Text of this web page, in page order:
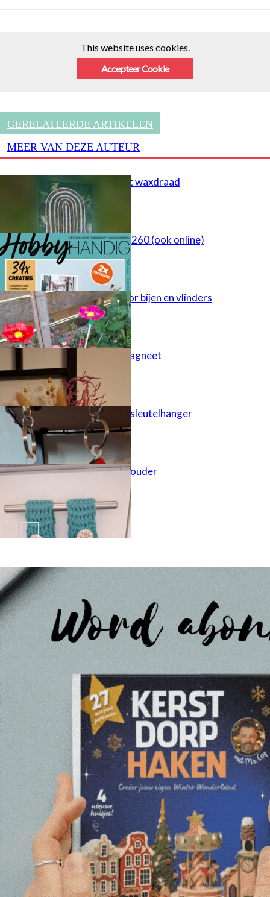
This website uses cookies.
Accepteer Cookie
GERELATEERDE ARTIKELEN
MEER VAN DEZE AUTEUR
Schilderen met waxdraad
HobbyHandig 260 (ook online)
Tuinsteker voor bijen en vlinders
Juf bedankt magneet
Houten huisje sleutelhanger
Keukendoek houder